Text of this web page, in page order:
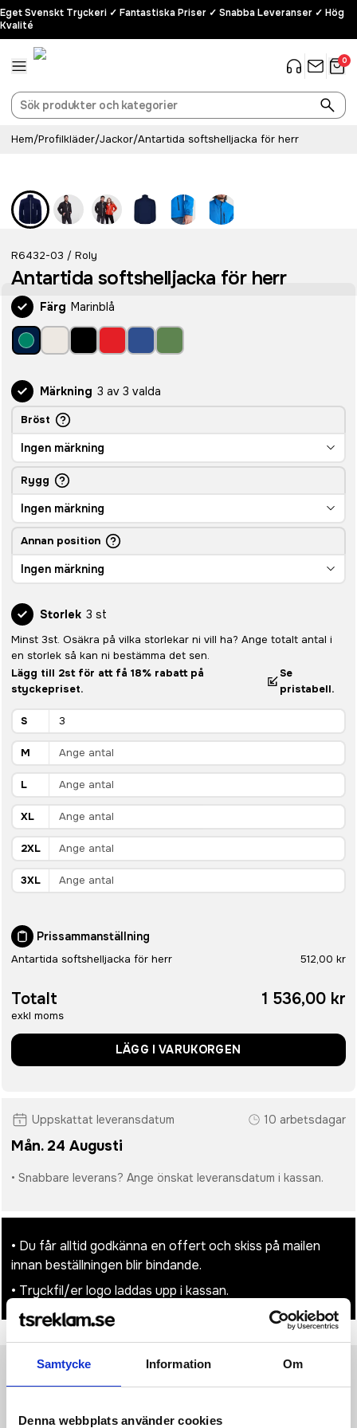
Samtycke Information Om
Denna webbplats använder cookies
Eget Svenskt Tryckeri ✓ Fantastiska Priser ✓ Snabba Leveranser ✓ Hög
Kvalité
0
Hem/Profilkläder/Jackor/Antartida softshelljacka för herr
Bra pris
R6432-03 / Roly
Antartida softshelljacka för herr
Färg Marinblå
Märkning 3 av 3 valda
Bröst
Ingen märkning
Rygg
Ingen märkning
Annan position
Ingen märkning
Storlek 3 st
Minst 3st. Osäkra på vilka storlekar ni vill ha? Ange totalt antal i
en storlek så kan ni bestämma det sen.
Lägg till 2st för att få 18% rabatt på
styckepriset.
Se
pristabell.
S
M
L
XL
2XL
3XL
Prissammanställning
Antartida softshelljacka för herr 512,00 kr
Totalt
exkl moms
1 536,00 kr
LÄGG I VARUKORGEN
Uppskattat leveransdatum 10 arbetsdagar
Mån. 24 Augusti
• Snabbare leverans? Ange önskat leveransdatum i kassan.
• Du får alltid godkänna en offert och skiss på mailen
innan beställningen blir bindande.
• Tryckfil/er logo laddas upp i kassan.
ProduktinformationSpecifikationerPristabellRecensioner (954st)